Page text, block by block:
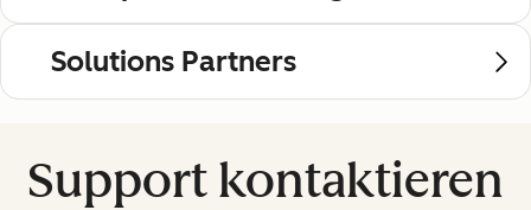
Solutions Partners
Support kontaktieren